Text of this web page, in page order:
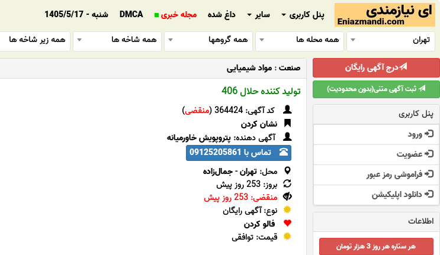
پنل کاربری سایر داغ شده مجله خبری DMCA
شنبه - 1405/5/17
تهران
همه محله ها همه گروهها همه شاخه ها همه زیر شاخه ها
صنعت:مواد شیمیایی
تولید کننده حلال 406
کد آگهی: 364424 ( منقضی)
نشان کردن
آگهی دهنده:پتروپویش خاورمیانه
تماس با 09125205861
محل:تهران-جمال‌زاده
بروز: 253 روز پیش
منقضی: 253 روز پیش
نوع: آگهی رایگان
فالو کردن
قیمت: توافقی
درج آگهی رایگان
ثبت آگهی متنی(بدون محدودیت)
پنل کاربری
ورود
عضویت
فراموشی رمز عبور
دانلود اپلیکیشن
اطلاعات
هر ستاره هر روز 3 هزار تومان